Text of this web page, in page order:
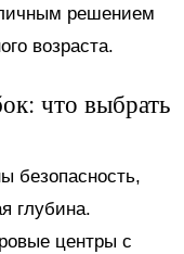
решением
возраста.
что выбрать
безопасность,
глубина.
центры с